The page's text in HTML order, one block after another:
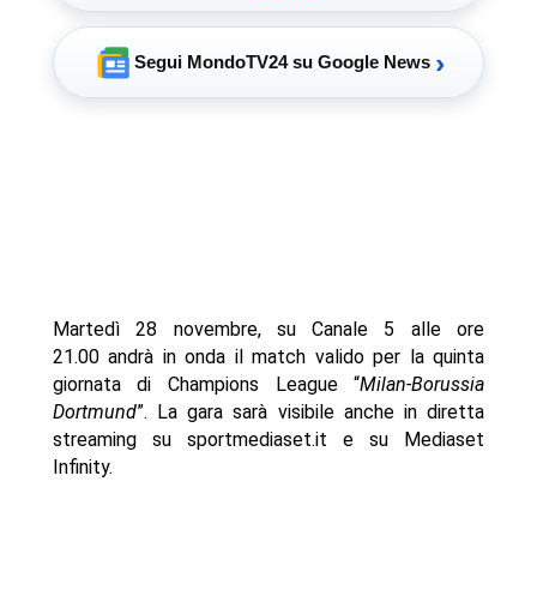
Segui MondoTV24 su Google News ›
Martedì 28 novembre, su Canale 5 alle ore
21.00 andrà in onda il match valido per la quinta
giornata di Champions League “Milan-Borussia
Dortmund”. La gara sarà visibile anche in diretta
streaming su sportmediaset.it e su Mediaset
Infinity.